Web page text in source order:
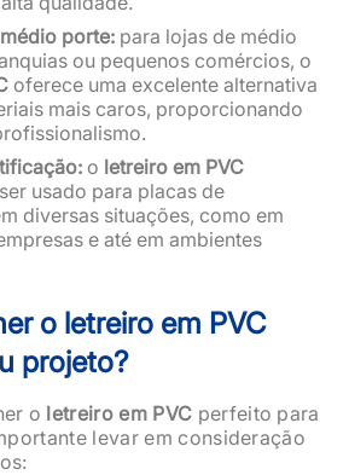
porte: para lojas de médio
ou pequenos comércios, o
oferece uma excelente alternativa
mais caros, proporcionando
o letreiro em PVC
usado para placas de
diversas situações, como em
e até em ambientes
o letreiro em PVC
projeto?
o letreiro em PVC perfeito para
levar em consideração